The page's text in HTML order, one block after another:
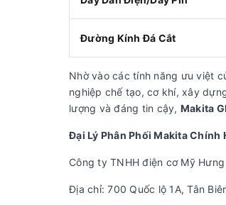
Đường Kính Đá Cắt
Nhờ vào các tính năng ưu việt
nghiệp chế tạo, cơ khí, xây
lượng và đáng tin cậy, Makita
Đại Lý Phân Phối Makita Chính
Công ty TNHH điện cơ Mỹ Hưng
Địa chỉ: 700 Quốc lộ 1A, Tân